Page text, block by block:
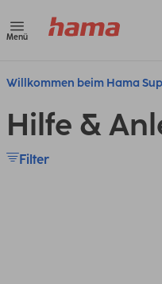
Menü
Willkommen beim Hama
Hilfe &
Filter